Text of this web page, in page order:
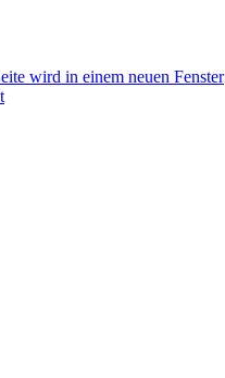
wird in einem neuen Fenster